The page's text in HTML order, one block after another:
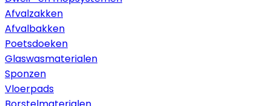
Afvalzakken
Afvalbakken
Poetsdoeken
Glaswasmaterialen
Sponzen
Vloerpads